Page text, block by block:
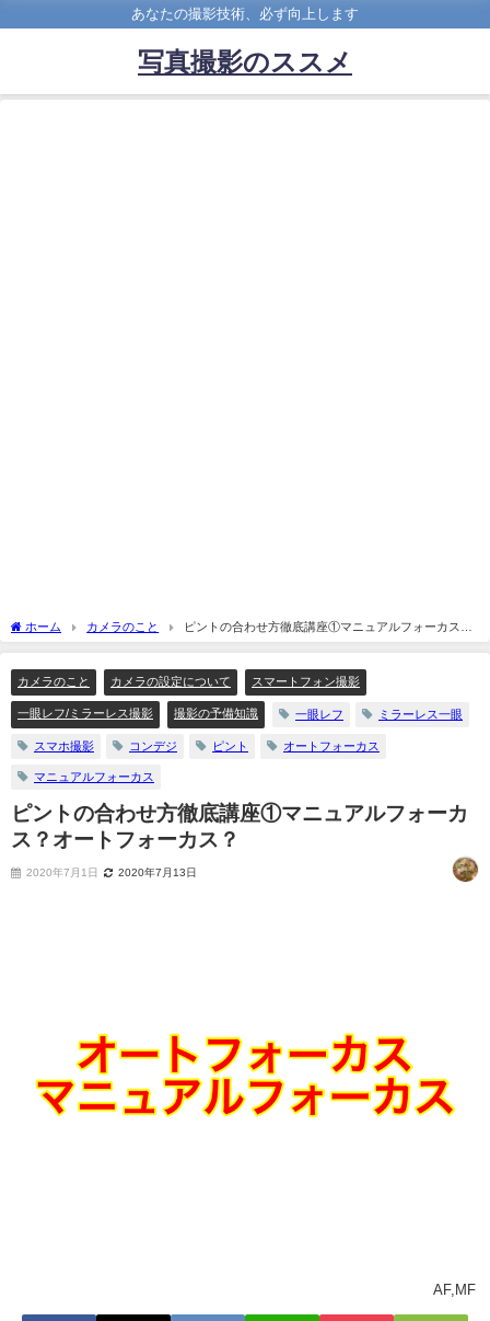
あなたの撮影技術、必ず向上します
写真撮影のススメ
ホーム カメラのこと
ピントの合わせ方徹底講座①マニュアルフォーカス？
オートフォーカス？
カメラのこと カメラの設定について スマートフォン撮影
一眼レフ/ミラーレス撮影 撮影の予備知識 一眼レフ ミラーレス一眼
スマホ撮影 コンデジ ピント オートフォーカス
マニュアルフォーカス
ピントの合わせ方徹底講座①マニュアルフォーカ
ス？オートフォーカス？
2020年7月1日 2020年7月13日
AF,MF